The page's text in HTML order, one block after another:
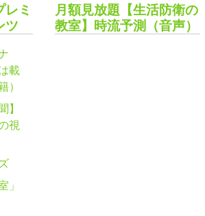
レミ
ツ
載
）
】
視
」
月額見放題【生活防衛の
教室】時流予測（音声）